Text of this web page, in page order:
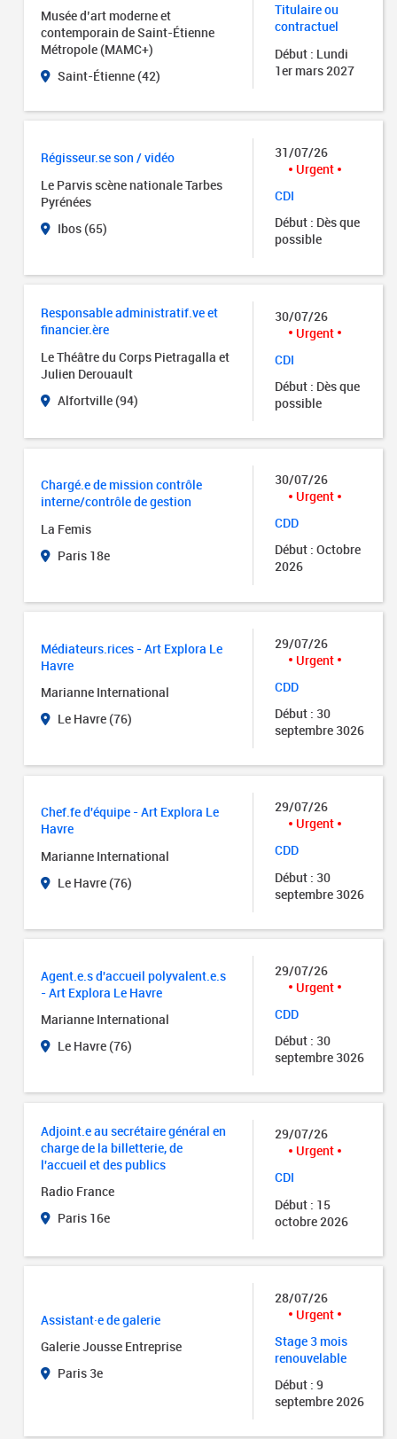
Musée d’art moderne et
contemporain de Saint-Étienne
Métropole (MAMC+)
Saint-Étienne (42)
Titulaire ou
contractuel
Début : Lundi
1er mars 2027
Régisseur.se son / vidéo
Le Parvis scène nationale Tarbes
Pyrénées
Ibos (65)
31/07/26
Urgent
CDI
Début : Dès que
possible
Responsable administratif.ve et
financier.ère
Le Théâtre du Corps Pietragalla et
Julien Derouault
Alfortville (94)
30/07/26
Urgent
CDI
Début : Dès que
possible
Chargé.e de mission contrôle
interne/contrôle de gestion
La Femis
Paris 18e
30/07/26
Urgent
CDD
Début : Octobre
2026
Médiateurs.rices - Art Explora Le
Havre
Marianne International
Le Havre (76)
29/07/26
Urgent
CDD
Début : 30
septembre 3026
Chef.fe d'équipe - Art Explora Le
Havre
Marianne International
Le Havre (76)
29/07/26
Urgent
CDD
Début : 30
septembre 3026
Agent.e.s d'accueil polyvalent.e.s
- Art Explora Le Havre
Marianne International
Le Havre (76)
29/07/26
Urgent
CDD
Début : 30
septembre 3026
Adjoint.e au secrétaire général en
charge de la billetterie, de
l'accueil et des publics
Radio France
Paris 16e
29/07/26
Urgent
CDI
Début : 15
octobre 2026
Assistant·e de galerie
Galerie Jousse Entreprise
Paris 3e
28/07/26
Urgent
Stage 3 mois
renouvelable
Début : 9
septembre 2026